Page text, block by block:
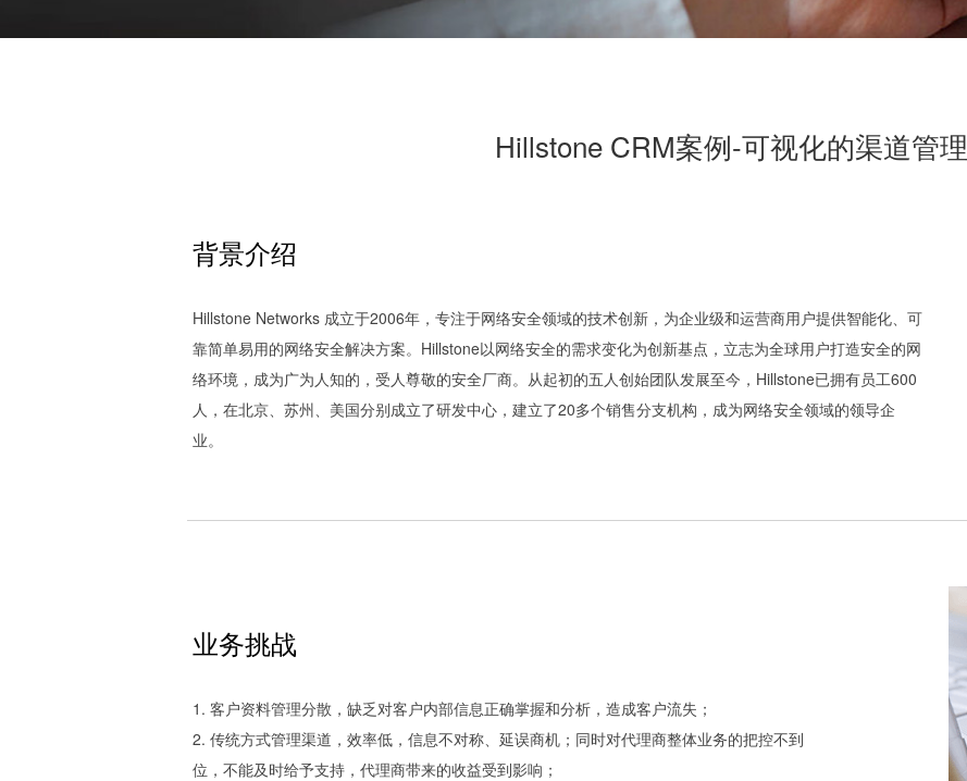
Hillstone CRM案例-可视化的渠道管理
背景介绍
Hillstone Networks 成立于2006年，专注于网络安全领域的技术创新，为企业级和运营商用户提供智能化、可
靠简单易用的网络安全解决方案。Hillstone以网络安全的需求变化为创新基点，立志为全球用户打造安全的网
络环境，成为广为人知的，受人尊敬的安全厂商。从起初的五人创始团队发展至今，Hillstone已拥有员工600
人，在北京、苏州、美国分别成立了研发中心，建立了20多个销售分支机构，成为网络安全领域的领导企
业。
业务挑战
1. 客户资料管理分散，缺乏对客户内部信息正确掌握和分析，造成客户流失；
2. 传统方式管理渠道，效率低，信息不对称、延误商机；同时对代理商整体业务的把控不到
位，不能及时给予支持，代理商带来的收益受到影响；